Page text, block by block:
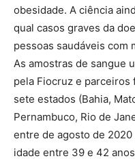
obesidade. A ciência
qual casos graves da
pessoas saudáveis com
As amostras de sangue
pela Fiocruz e parceiros
sete estados (Bahia,
Pernambuco, Rio de
entre de agosto de 2020
idade entre 39 e 42